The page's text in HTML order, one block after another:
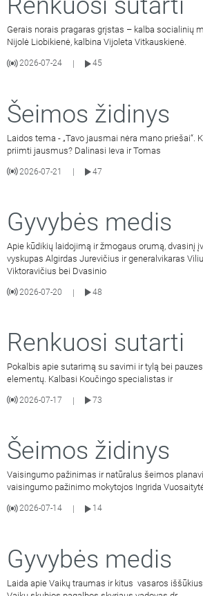
Gerais norais pragaras grįstas – kalba socialinių
Nijolė Liobikienė, kalbina Vijoleta Vitkauskienė.
2026-07-24
45
Šeimos židinys
Laidos tema - „Tavo jausmai nėra mano priešai“.
priimti jausmus? Dalinasi Ieva ir Tomas
2026-07-21
47
Gyvybės medis
Apie kūdikių laidojimą ir žmogaus orumą, dvasinį
vyskupas Algirdas Jurevičius ir generalvikaras
Viktoravičius bei Dvasinio
2026-07-20 |
48
Renkuosi sutarti
Pokalbis apie sutarimą su savimi ir tylą bei
elementų. Kalbasi Koučingo specialistas ir
2026-07-17 |
73
Šeimos židinys
Vaisingumo pažinimas ir natūralus šeimos
vaisingumo pažinimo mokytojos Ingrida
2026-07-14
14
Gyvybės medis
Laida apie Vaikų traumas ir kitus vasaros